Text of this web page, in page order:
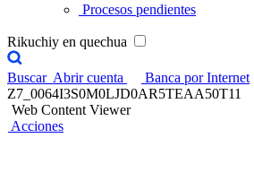
Procesos pendientes
Rikuchiy en quechua
Buscar Abrir cuenta
Banca por Internet
Z7_0064I3S0M0LJD0AR5TEAA50T11
Web Content Viewer
Acciones